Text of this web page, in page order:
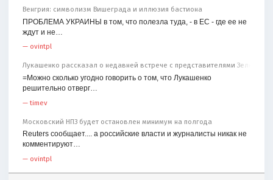
Венгрия: символизм Вишеграда и иллюзия бастиона
ПРОБЛЕМА УКРАИНЫ в том, что полезла туда, - в ЕС - где ее не
ждут и не…
— ovintpl
Лукашенко рассказал о недавней встрече с представителями
=Можно сколько угодно говорить о том, что Лукашенко
решительно отверг…
—timev
Московский НПЗ будет остановлен минимум на полгода
Reuters сообщает.... а российские власти и журналисты никак не
комментируют…
— ovintpl